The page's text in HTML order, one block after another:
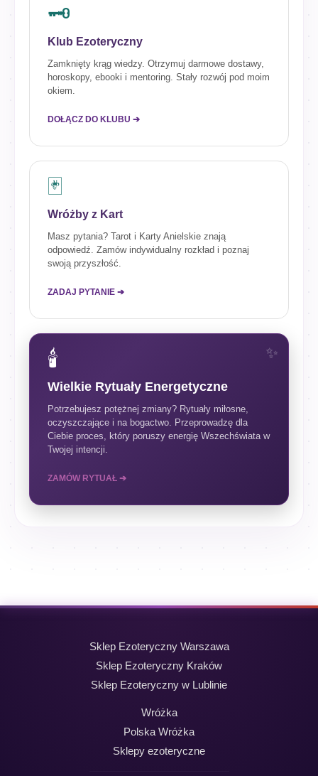
🗝️
Klub Ezoteryczny
Zamknięty krąg wiedzy. Otrzymuj darmowe dostawy,
horoskopy, ebooki i mentoring. Stały rozwój pod moim
okiem.
DOŁĄCZ DO KLUBU ➔
🃏
Wróżby z Kart
Masz pytania? Tarot i Karty Anielskie znają
odpowiedź. Zamów indywidualny rozkład i poznaj
swoją przyszłość.
ZADAJ PYTANIE ➔
🕯️
Wielkie Rytuały Energetyczne
Potrzebujesz potężnej zmiany? Rytuały miłosne,
oczyszczające i na bogactwo. Przeprowadzę dla
Ciebie proces, który poruszy energię Wszechświata w
Twojej intencji.
ZAMÓW RYTUAŁ ➔
Sklep Ezoteryczny Warszawa
Sklep Ezoteryczny Kraków
Sklep Ezoteryczny w Lublinie
Wróżka
Polska Wróżka
Sklepy ezoteryczne